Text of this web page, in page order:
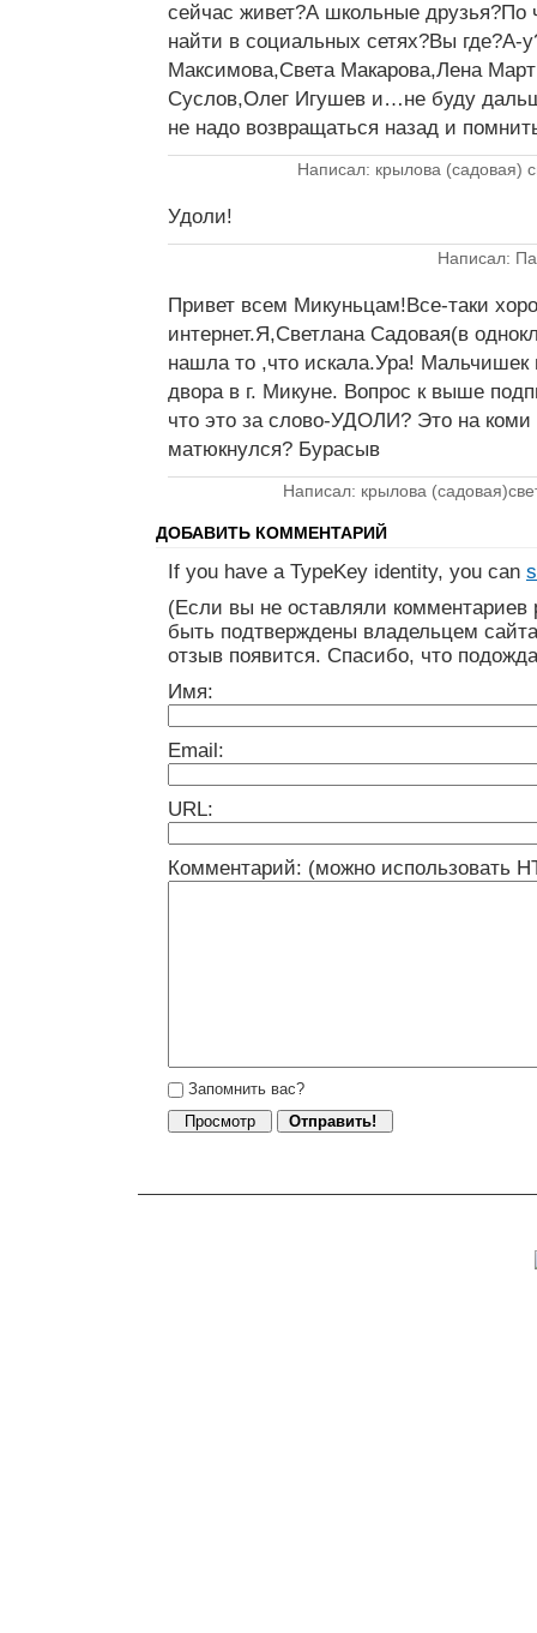
сейчас живет?А школьные друзья?По
найти в социальных сетях?Вы где?А-
Максимова,Света Макарова,Лена
Суслов,Олег Игушев и…не буду
не надо возвращаться назад и
Написал: крылова (садовая)
Удоли!
Написал:
Привет всем Микуньцам!Все-таки
интернет.Я,Светлана Садовая(в
нашла то ,что искала.Ура! Мальчишек
двора в г. Микуне. Вопрос к выше
что это за слово-УДОЛИ? Это на
матюкнулся? Бурасыв
Написал: крылова
ДОБАВИТЬ КОММЕНТАРИЙ
If you have a TypeKey identity, you can
(Если вы не оставляли
быть подтверждены владельцем
отзыв появится. Спасибо, что
Имя:
Email:
URL:
Комментарий: (можно использовать
Запомнить вас?